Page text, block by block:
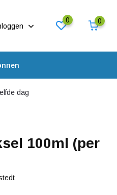
0 0
dag
100ml (per